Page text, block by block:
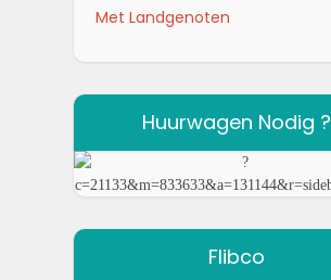
Met Landgenoten
Huurwagen Nodig ?
Flibco